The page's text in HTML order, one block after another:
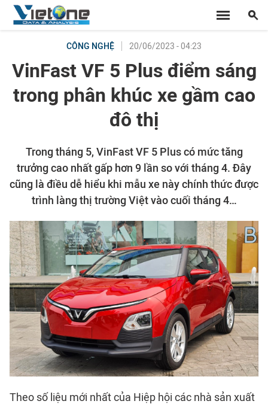
CÔNG NGHỆ 20/06/2023 - 04:23
VinFast VF 5 Plus điểm sáng
trong phân khúc xe gầm cao
đô thị
Trong tháng 5, VinFast VF 5 Plus có mức tăng
trưởng cao nhất gấp hơn 9 lần so với tháng 4. Đây
cũng là điều dễ hiểu khi mẫu xe này chính thức được
trình làng thị trường Việt vào cuối tháng 4…
Theo số liệu mới nhất của Hiệp hội các nhà sản xuất